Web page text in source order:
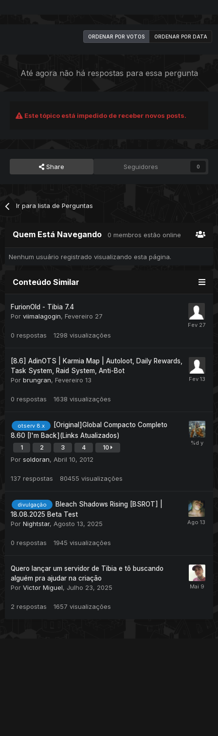
ORDENAR POR VOTOS ORDENAR POR DATA
Até agora não há respostas para essa pergunta
Este tópico está impedido de receber novos posts.
Share Seguidores 0
Ir para lista de Perguntas
Quem Está Navegando 0 membros estão online
Nenhum usuário registrado visualizando esta página.
Conteúdo Similar
FurionOld - Tibia 7.4
Por viimalagogin, Fevereiro 27
0 respostas 1298 visualizações
[8.6] AdinOTS | Karmia Map | Autoloot, Daily Rewards,
Task System, Raid System, Anti-Bot
Por brungran, Fevereiro 13
0 respostas 1638 visualizações
otserv 8.x
[Original]Global Compacto Completo
8.60 [I'm Back](Links Atualizados)
1 2 3 4 10
Por soldoran, Abril 10, 2012
137 respostas 80455 visualizações
divulgação
Bleach Shadows Rising [BSROT] |
18.08.2025 Beta Test
Por Nightstar, Agosto 13, 2025
0 respostas 1945 visualizações
Quero lançar um servidor de Tibia e tô buscando
alguém pra ajudar na criação
Por Victor Miguel, Julho 23, 2025
2 respostas 1657 visualizações